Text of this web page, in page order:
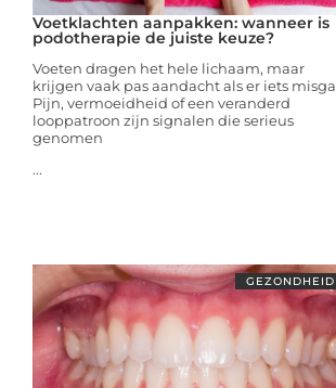
Voetklachten aanpakken: wanneer is
podotherapie de juiste keuze?
Voeten dragen het hele lichaam, maar
krijgen vaak pas aandacht als er iets
Pijn, vermoeidheid of een veranderd
looppatroon zijn signalen die serieus
genomen
...
GEZONDHEID